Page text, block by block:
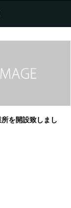
を開設致しまし